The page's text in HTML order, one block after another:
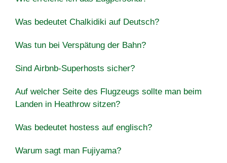
Was bedeutet Chalkidiki auf Deutsch?
Was tun bei Verspätung der Bahn?
Sind Airbnb-Superhosts sicher?
Auf welcher Seite des Flugzeugs sollte man beim
Landen in Heathrow sitzen?
Was bedeutet hostess auf englisch?
Warum sagt man Fujiyama?